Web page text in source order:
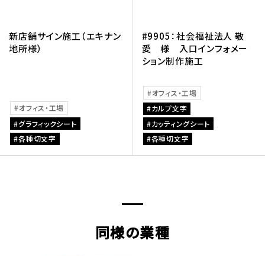
新店舗サイン施工（エキナン
地所様）
オフィス・工場
グラフィックシート
各種切文字
#9905：社会福祉法人 敬
愛 様 入口インフォメー
ション制作施工
オフィス・工場
カルプ文字
カッティングシート
各種切文字
同様の業種